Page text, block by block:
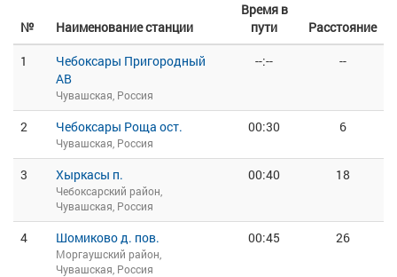
№ Наименование станции
Время в
пути
Расстояние
1
Чебоксары Пригородный
АВ
Чувашская, Россия
--:-- --
2 Чебоксары Роща ост.
Чувашская, Россия
00:30 6
3 Хыркасы п.
Чебоксарский район,
Чувашская, Россия
00:40 18
4 Шомиково д. пов.
Моргаушский район,
Чувашская, Россия
00:45 26